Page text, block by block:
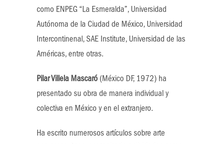
como ENPEG “La Esmeralda”, Universidad
Autónoma de la Ciudad de México, Universidad
Intercontinenal, SAE Institute, Universidad de las
Américas, entre otras.
Pilar Villela Mascaró (México DF, 1972) ha
presentado su obra de manera individual y
colectiva en México y en el extranjero.
Ha escrito numerosos artículos sobre arte